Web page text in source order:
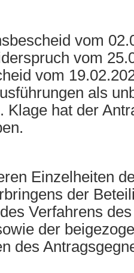
vom
vom
vom
als
Klage hat der
Einzelheiten
der
Verfahrens
der
des